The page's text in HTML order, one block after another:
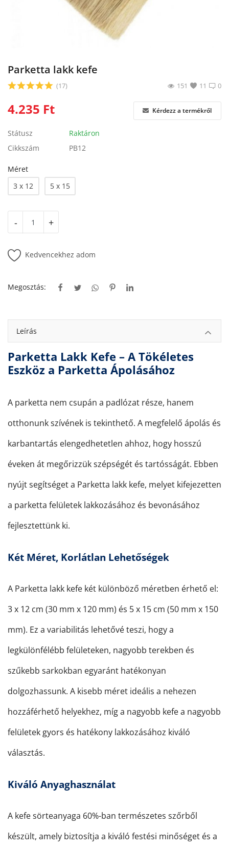
Regisztráció
Parketta lakk kefe
0
(17) 11
151
4.235 Ft Kérdezz a termékről
Státusz
Raktáron
Cikkszám
PB12
Méret
3 x 12
5 x 15
- +
Kedvencekhez adom
Megosztás:
Leírás
Parketta Lakk Kefe – A Tökéletes
Eszköz a Parketta Ápolásához
A parketta nem csupán a padlózat része, hanem
otthonunk szívének is tekinthető. A megfelelő ápolás és
karbantartás elengedhetetlen ahhoz, hogy hosszú
éveken át megőrizzük szépségét és tartósságát. Ebben
nyújt segítséget a Parketta lakk kefe, melyet kifejezetten
a parketta felületek lakkozásához és bevonásához
fejlesztettünk ki.
Két Méret, Korlátlan Lehetőségek
A Parketta lakk kefe két különböző méretben érhető el:
3 x 12 cm (30 mm x 120 mm) és 5 x 15 cm (50 mm x 150
mm). Ez a variabilitás lehetővé teszi, hogy a
legkülönfélébb felületeken, nagyobb terekben és
szűkebb sarkokban egyaránt hatékonyan
dolgozhassunk. A kisebb méret ideális a nehezen
hozzáférhető helyekhez, míg a nagyobb kefe a nagyobb
felületek gyors és hatékony lakkozásához kiváló
választás.
Kiváló Anyaghasználat
A kefe sörteanyaga 60%-ban természetes szőrből
készült, amely biztosítja a kiváló festési minőséget és a